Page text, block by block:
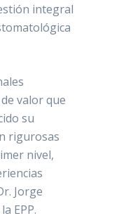
integral
valor que
su
rigurosas
nivel,
Jorge
EPP.